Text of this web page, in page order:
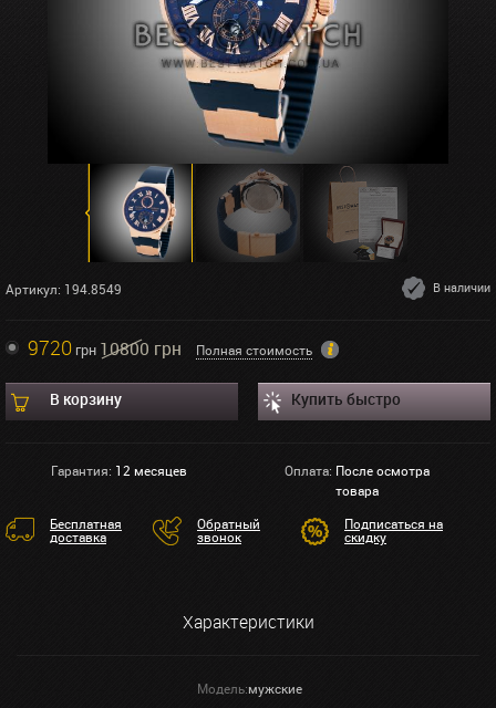
Артикул: 194.8549 В наличии
9720грн 10800 грн Полная стоимость
В корзину Купить быстро
Гарантия: 12 месяцев Оплата: После осмотра
товара
Бесплатная
доставка
Обратный
звонок
Подписаться на
скидку
Характеристики
Модель:мужские